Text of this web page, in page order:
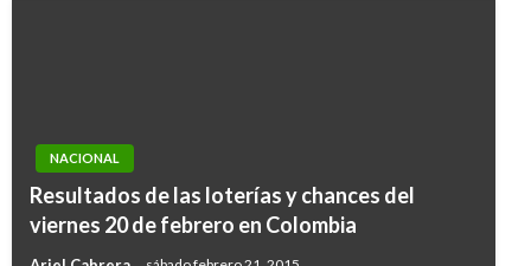
NACIONAL
Resultados de las loterías y chances del
viernes 20 de febrero en Colombia